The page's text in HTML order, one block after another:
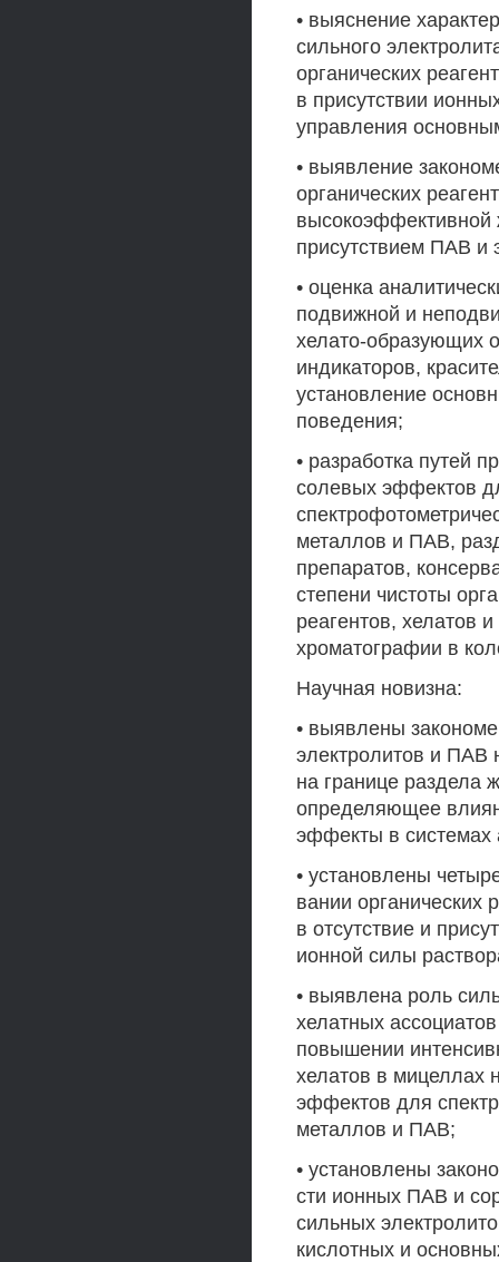
• выяснение
сильного
органических
в присутствии
управления
• выявление
органических
высокоэффективной
присутствием ПАВ и
• оценка
подвижной и
хелато-образующих
индикаторов,
установление
поведения;
• разработка путей
солевых эффектов
металлов и ПАВ,
препаратов,
степени чистоты
реагентов, хелатов
хроматографии в
Научная новизна:
• выявлены
электролитов и ПАВ
на границе раздела
определяющее
эффекты в системах
• установлены
вании органических
в отсутствие и
ионной силы
• выявлена роль
хелатных
повышении
хелатов в мицеллах
эффектов для
металлов и ПАВ;
• установлены
сти ионных ПАВ и
сильных
кислотных и